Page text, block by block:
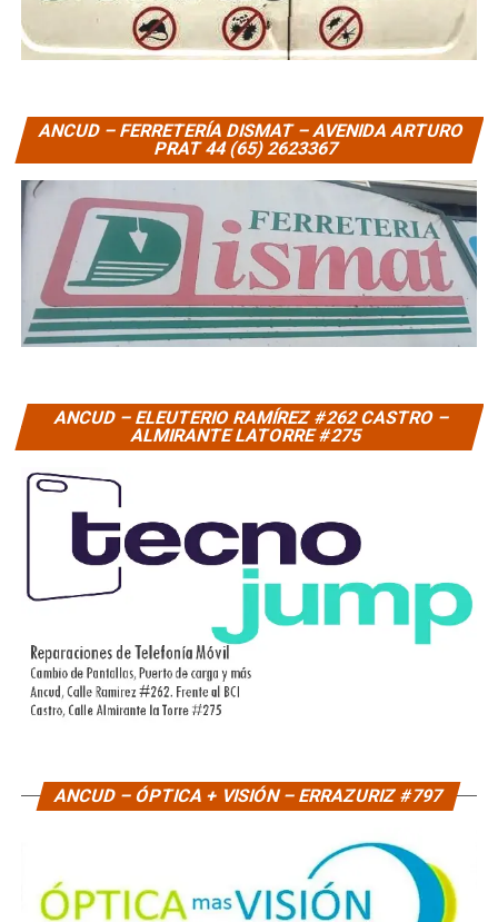
ANCUD – FERRETERÍA DISMAT – AVENIDA ARTURO
PRAT 44 (65) 2623367
ANCUD – ELEUTERIO RAMÍREZ #262 CASTRO –
ALMIRANTE LATORRE #275
ANCUD – ÓPTICA + VISIÓN – ERRAZURIZ #797